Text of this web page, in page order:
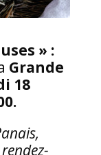
» :
Grande
18